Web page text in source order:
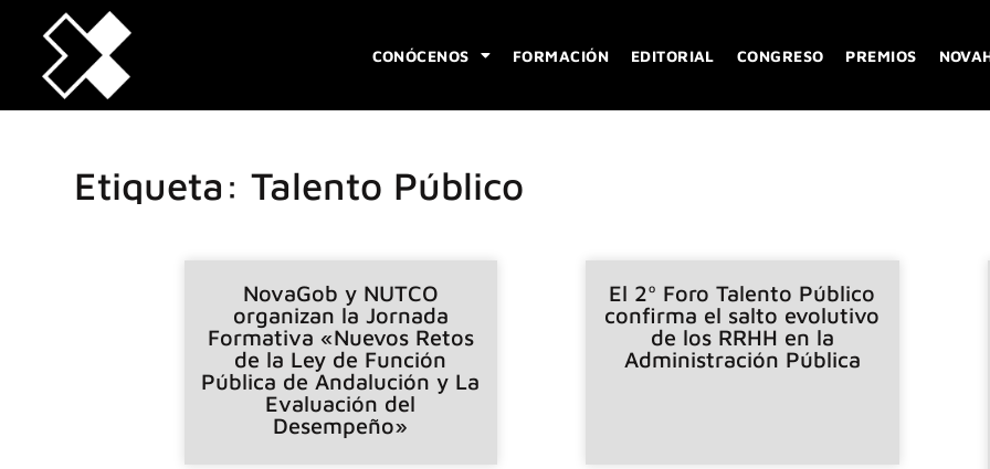
CONÓCENOS FORMACIÓN EDITORIAL CONGRESO PREMIOS
Etiqueta: Talento Público
NovaGob y NUTCO
organizan la Jornada
Formativa «Nuevos Retos
de la Ley de Función
Pública de Andalución y La
Evaluación del
Desempeño»
El 2º Foro Talento Público
confirma el salto evolutivo
de los RRHH en la
Administración Pública